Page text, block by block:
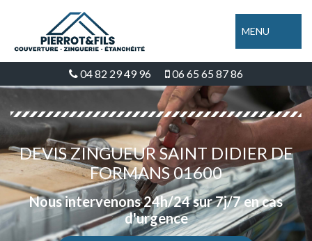
MENU
04 82 29 49 96 06 65 65 87 86
DEVIS ZINGUEUR SAINT DIDIER DE
FORMANS 01600
Nous intervenons 24h/24 sur 7j/7 en cas
d'urgence